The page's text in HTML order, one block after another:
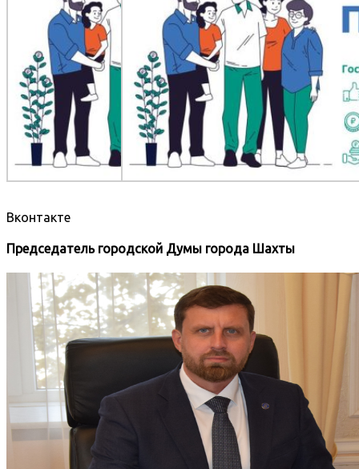
Вконтакте
Председатель городской Думы города Шахты